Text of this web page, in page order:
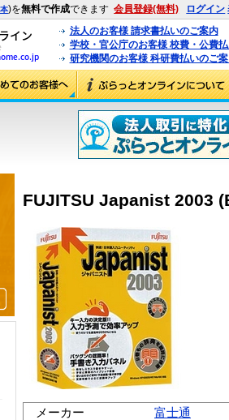
)を無料で作成できます 会員登録(無料) ログイン
法人のお客様 請求書払いのご案内
学校・官公庁のお客様 校費・公費
研究機関のお客様 科研費払いのご
FUJITSU Japanist 2003
メーカー
富士通